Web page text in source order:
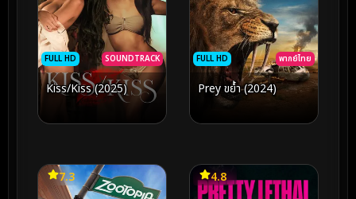
FULL HD SOUNDTRACK
Kiss/Kiss (2025)
FULL HD พากย์ไทย
Prey ขย้ำ (2024)
7.3 4.8